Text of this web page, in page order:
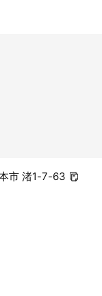
市 渚1-7-63